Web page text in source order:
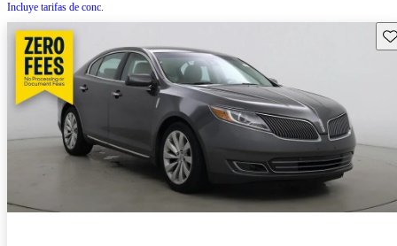
Incluye tarifas de conc.